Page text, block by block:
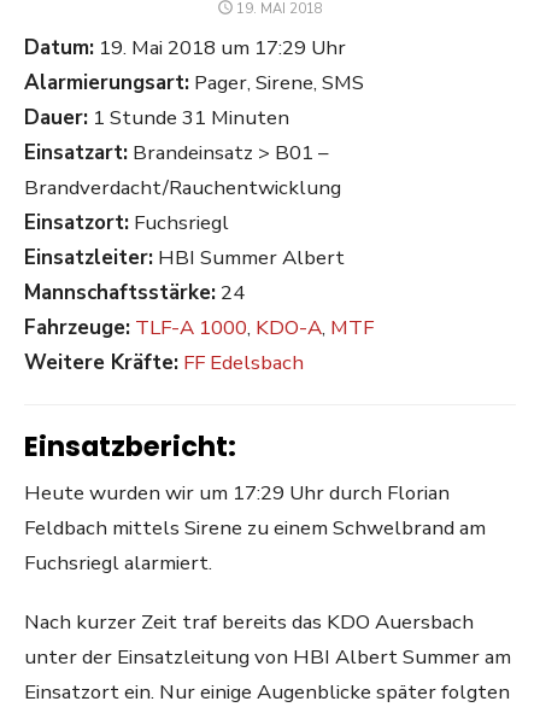
POSTED
19. MAI 2018
Datum: 19. Mai 2018 um 17:29 Uhr
Alarmierungsart: Pager, Sirene, SMS
Dauer: 1 Stunde 31 Minuten
Einsatzart: Brandeinsatz > B01 –
Brandverdacht/Rauchentwicklung
Einsatzort: Fuchsriegl
Einsatzleiter: HBI Summer Albert
Mannschaftsstärke: 24
Fahrzeuge: TLF-A 1000, KDO-A, MTF
Weitere Kräfte: FF Edelsbach
Einsatzbericht:
Heute wurden wir um 17:29 Uhr durch Florian
Feldbach mittels Sirene zu einem Schwelbrand am
Fuchsriegl alarmiert.
Nach kurzer Zeit traf bereits das KDO Auersbach
unter der Einsatzleitung von HBI Albert Summer am
Einsatzort ein. Nur einige Augenblicke später folgten